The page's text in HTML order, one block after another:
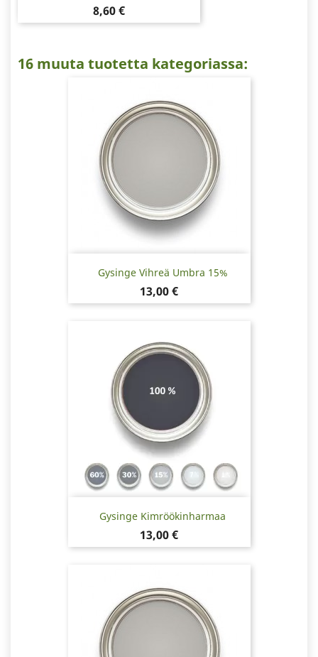
Hinta
8,60 €
16 muuta tuotetta kategoriassa:
Gysinge Vihreä Umbra 15%
Hinta
13,00 €
Gysinge Kimröökinharmaa
Hinta
13,00 €